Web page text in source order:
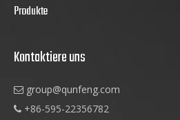
Produkte
Kontaktiere uns
 group@qunfeng.com
 +86-595-22356782